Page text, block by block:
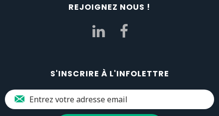
REJOIGNEZ NOUS !
S'INSCRIRE À L'INFOLETTRE